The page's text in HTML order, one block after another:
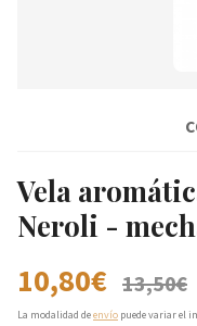
Vela
Neroli -
10,80€ 13,50€
La modalidad deenvío puede variar el